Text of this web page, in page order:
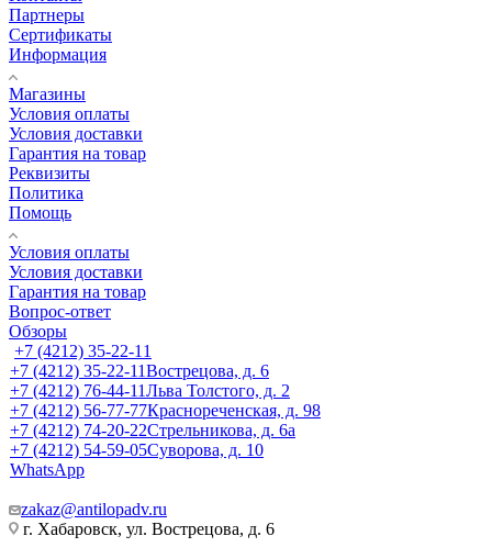
Партнеры
Сертификаты
Информация
Магазины
Условия оплаты
Условия доставки
Гарантия на товар
Реквизиты
Политика
Помощь
Условия оплаты
Условия доставки
Гарантия на товар
Вопрос-ответ
Обзоры
+7 (4212) 35-22-11
+7 (4212) 35-22-11Вострецова, д. 6
+7 (4212) 76-44-11Льва Толстого, д. 2
+7 (4212) 56-77-77Краснореченская, д. 98
+7 (4212) 74-20-22Стрельникова, д. 6а
+7 (4212) 54-59-05Суворова, д. 10
WhatsApp
zakaz@antilopadv.ru
г. Хабаровск, ул. Вострецова, д. 6